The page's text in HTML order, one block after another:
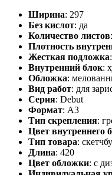
Ширина: 297
Без кислот: да
Количество листов:
Плотность
Жесткая подложка:
Внутренний блок:
Обложка:
Вид работ: для
Серия: Debut
Формат: А3
Тип скрепления:
Цвет внутреннего
Тип товара:
Длина: 420
Цвет обложки: с